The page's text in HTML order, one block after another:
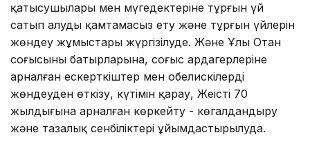
қатысушылары мен мүгедектеріне тұрғын үй
сатып алуды қамтамасыз ету және тұрғын үйлерін
жөндеу жұмыстары жүргізілуде. Және Ұлы Отан
соғысының батырларына, соғыс ардагерлеріне
арналған ескерткіштер мен обелискілерді
жөндеуден өткізу, күтімін қарау, Жеңістің 70
жылдығына арналған көркейту - көгалдандыру
және тазалық сенбіліктері ұйымдастырылуда.